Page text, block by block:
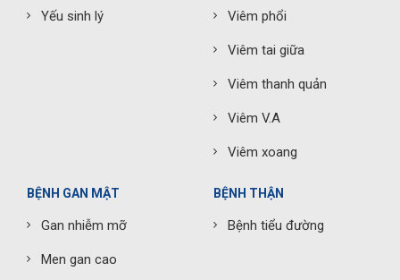
Yếu sinh lý Viêm phổi
Viêm tai giữa
Viêm thanh quản
Viêm V.A
Viêm xoang
BỆNH GAN MẬT
Gan nhiễm mỡ
Men gan cao
BỆNH THẬN
Bệnh tiểu đường